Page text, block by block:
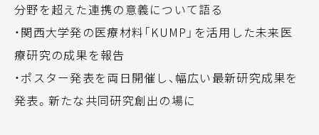
分野を超えた連携の意義について語る
・関西大学発の医療材料「KUMP」を活用した未来医
療研究の成果を報告
・ポスター発表を両日開催し、幅広い最新研究成果を
発表。新たな共同研究創出の場に